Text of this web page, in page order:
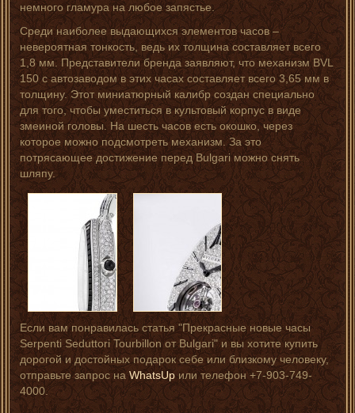
немного гламура на любое запястье.
Среди наиболее выдающихся элементов часов –
невероятная тонкость, ведь их толщина составляет всего
1,8 мм. Представители бренда заявляют, что механизм BVL
150 с автозаводом в этих часах составляет всего 3,65 мм в
толщину. Этот миниатюрный калибр создан специально
для того, чтобы уместиться в культовый корпус в виде
змеиной головы. На шесть часов есть окошко, через
которое можно подсмотреть механизм. За это
потрясающее достижение перед Bulgari можно снять
шляпу.
Если вам понравилась статья "Прекрасные новые часы
Serpenti Seduttori Tourbillon от Bulgari" и вы хотите купить
дорогой и достойных подарок себе или близкому человеку,
отправьте запрос на WhatsUpили телефон +7-903-749-
4000.